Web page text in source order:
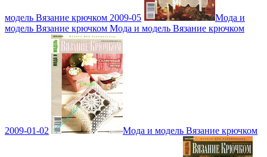
модель Вязание крючком 2009-05
Мода и
модель Вязание крючком Мода и модель Вязание крючком
2009-01-02 Мода и модель Вязание крючком